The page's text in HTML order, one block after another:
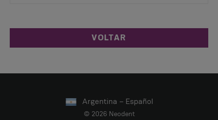
VOLTAR
Argentina – Español
© 2026 Neodent